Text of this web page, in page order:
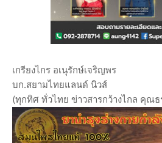
เกรียงไกร อเนุรักษ์เจริญพร
บก.สยามไทยแลนด์ นิวส์
(ทุกทิศ ทั่วไทย ข่าวสารกว้างไกล คุณ